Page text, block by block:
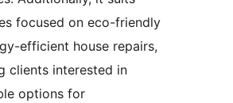
focused on eco-friendly
efficient house repairs,
clients interested in
options for